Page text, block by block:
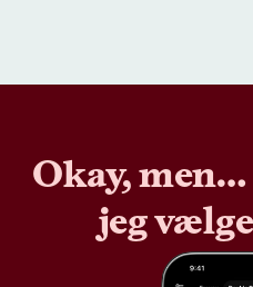
Okay, men…
jeg